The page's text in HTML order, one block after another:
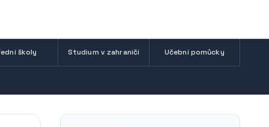
školy Studium v zahraničí Učební pomůcky